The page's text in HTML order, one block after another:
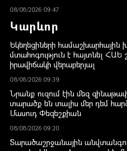
08/08/2026 09:47
Կարևոր
Եկեղեցիների համաշխարհային
մտահոգություն է հայտնել ՀԱԵ
իրավիճակի վերաբերյալ
08/08/2026 09:39
Նրանք ուզում էին մեզ
տարածք են տալիս մեր դեմ
Մասուդ Փեզեշքիան
08/08/2026 09:20
Տարածաշրջանային